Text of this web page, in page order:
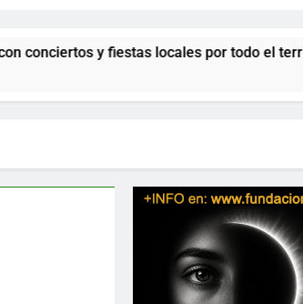
fiestas locales por todo el territorio